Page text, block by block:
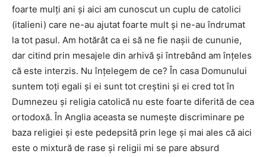
foarte mulţi ani şi aici am cunoscut un cuplu de catolici
(italieni) care ne-au ajutat foarte mult şi ne-au îndrumat
la tot pasul. Am hotărât ca ei să ne fie naşii de cununie,
dar citind prin mesajele din arhivă şi întrebând am înţeles
că este interzis. Nu înţelegem de ce? În casa Domunului
suntem toţi egali şi ei sunt tot creştini şi ei cred tot în
Dumnezeu şi religia catolică nu este foarte diferită de cea
ortodoxă. În Anglia aceasta se numeşte discriminare pe
baza religiei şi este pedepsită prin lege şi mai ales că aici
este o mixtură de rase şi religii mi se pare absurd